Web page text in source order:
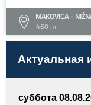
MAKOVICA -
460 m
Актуальная
суббота